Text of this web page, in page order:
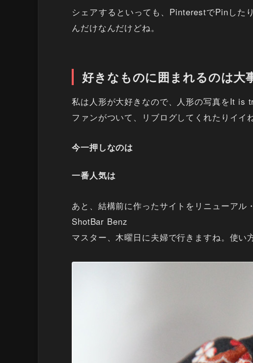
シェアするといっても、PinterestでPinした
んだけなんだけどね。
好きなものに囲まれるのは大
私は人形が大好きなので、人形の写真をIt is
ファンがついて、リブログしてくれたりイイ
今一押しなのは
一番人気は
あと、結構前に作ったサイトをリニューアル
ShotBar Benz
マスター、木曜日に夫婦で行きますね。使い